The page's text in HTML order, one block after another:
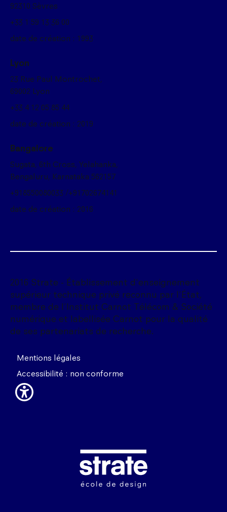
Image
2016 Strate - Établissement d'enseignement
supérieur technique privé reconnu par l'État,
membre de l'Institut Carnot Télécom & Société
numérique et labellisée Carnot pour la qualité
de ses partenariats de recherche.
Mentions légales
Accessibilité : non conforme
92310 Sèvres
+33 1 59 13 36 00
date de création : 1993
Lyon
23 Rue Paul Montrochet,
69002 Lyon
+33 4 12 05 85 44
date de création : 2019
Bangalore
Sugata, 6th Cross, Yelahanka,
Bengaluru, Karnataka 562157
+918550080033 /+91702674141
date de création : 2016